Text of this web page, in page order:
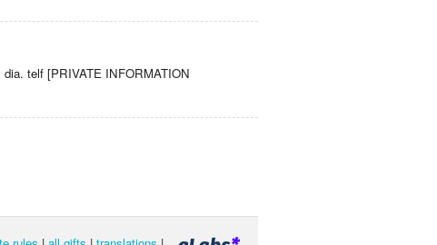
telf [PRIVATE INFORMATION